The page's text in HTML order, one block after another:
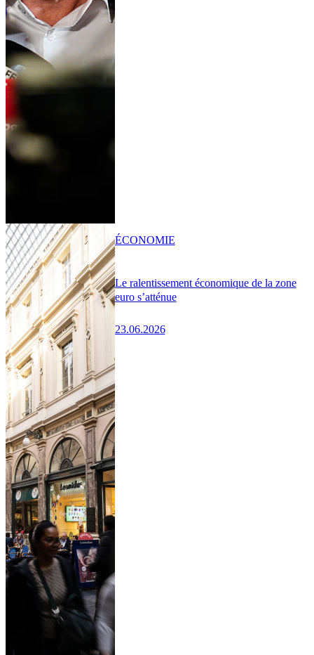
Le ralentissement économique de la zone
euro s’atténue
23.06.2026
ÉCONOMIE